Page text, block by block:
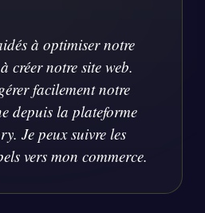
à optimiser notre
créer notre site web.
facilement notre
depuis la plateforme
Je peux suivre les
vers mon commerce.